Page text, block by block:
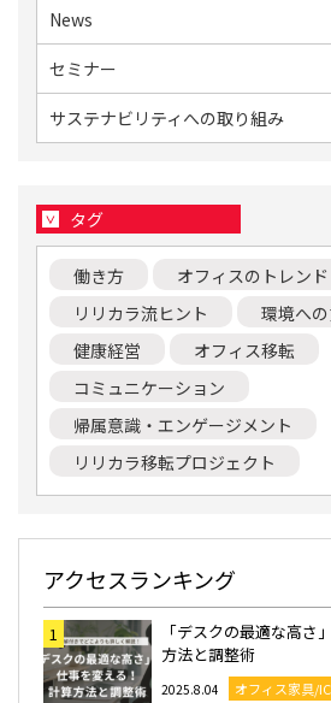
News
セミナー
サステナビリティへの取り組み
タグ
働き方
オフィスのトレンド
リリカラ流ヒント
環境へ
健康経営
オフィス移転
コミュニケーション
帰属意識・エンゲージメント
リリカラ移転プロジェクト
アクセスランキング
1
「デスクの最適な高さ
方法と調整術
2025.8.04 オフィス家具/